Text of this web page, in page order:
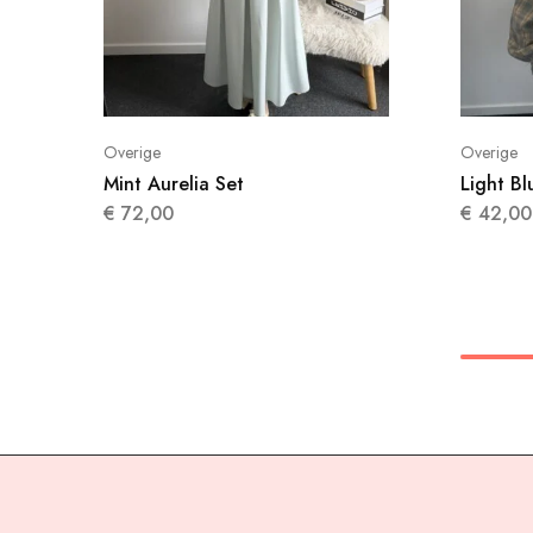
Overige
Mint Aurelia Set
€ 72,00
Overige
Light
€ 42,00